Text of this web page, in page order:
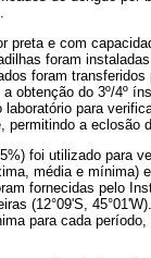
e com
foram
foram
obtenção do 3º/4º
para
a eclosão
foi utilizado para
média e mínima)
fornecidas pelo
(12°09'S,
para cada